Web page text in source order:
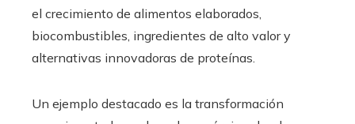
el crecimiento de alimentos elaborados,
biocombustibles, ingredientes de alto valor y
alternativas innovadoras de proteínas.
Un ejemplo destacado es la transformación